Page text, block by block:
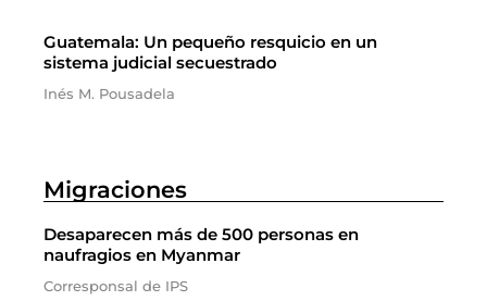
Guatemala: Un pequeño resquicio en un
sistema judicial secuestrado
Inés M. Pousadela
Migraciones
Desaparecen más de 500 personas en
naufragios en Myanmar
Corresponsal de IPS